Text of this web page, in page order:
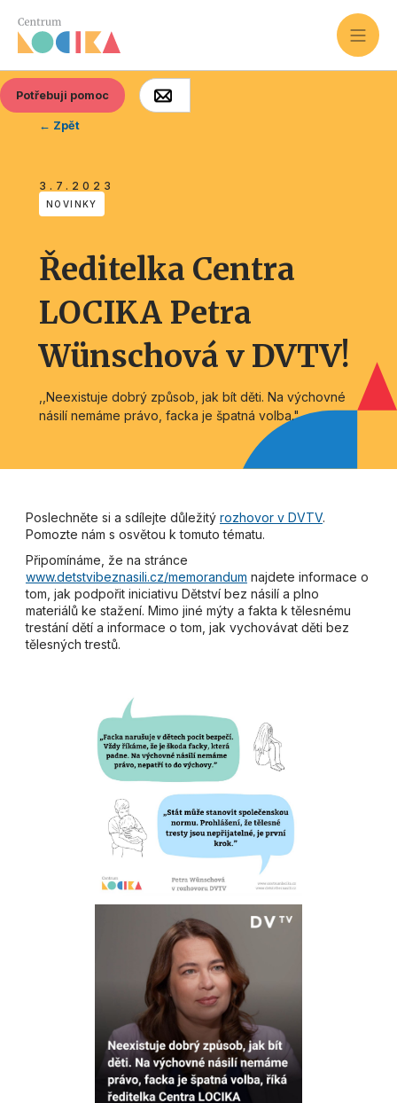
Potřebuji pomoc
← Zpět
3.7.2023
NOVINKY
Ředitelka Centra
LOCIKA Petra
Wünschová v DVTV!
,,Neexistuje dobrý způsob, jak bít děti. Na výchovné
násilí nemáme právo, facka je špatná volba."
Poslechněte si a sdílejte důležitý rozhovor v DVTV.
Pomozte nám s osvětou k tomuto tématu.
Připomínáme, že na stránce
www.detstvibeznasili.cz/memorandum najdete informace o
tom, jak podpořit iniciativu Dětství bez násilí a plno
materiálů ke stažení. Mimo jiné mýty a fakta k tělesnému
trestání dětí a informace o tom, jak vychovávat děti bez
tělesných trestů.